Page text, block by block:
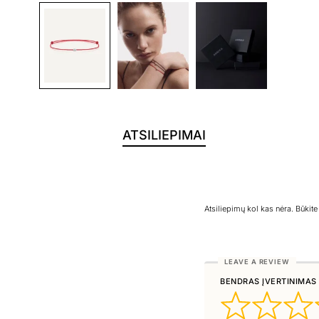
ATSILIEPIMAI
Atsiliepimų kol kas nėra.
BENDRAS ĮVERTINIMAS